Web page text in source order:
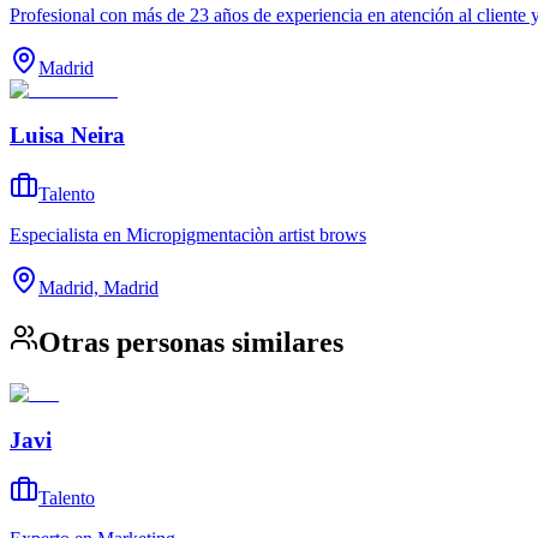
Profesional con más de 23 años de experiencia en atención al
Madrid
Luisa Neira
Talento
Especialista en Micropigmentaciòn artist brows
Madrid, Madrid
Otras personas similares
Javi
Talento